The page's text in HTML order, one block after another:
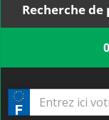
Recherche de